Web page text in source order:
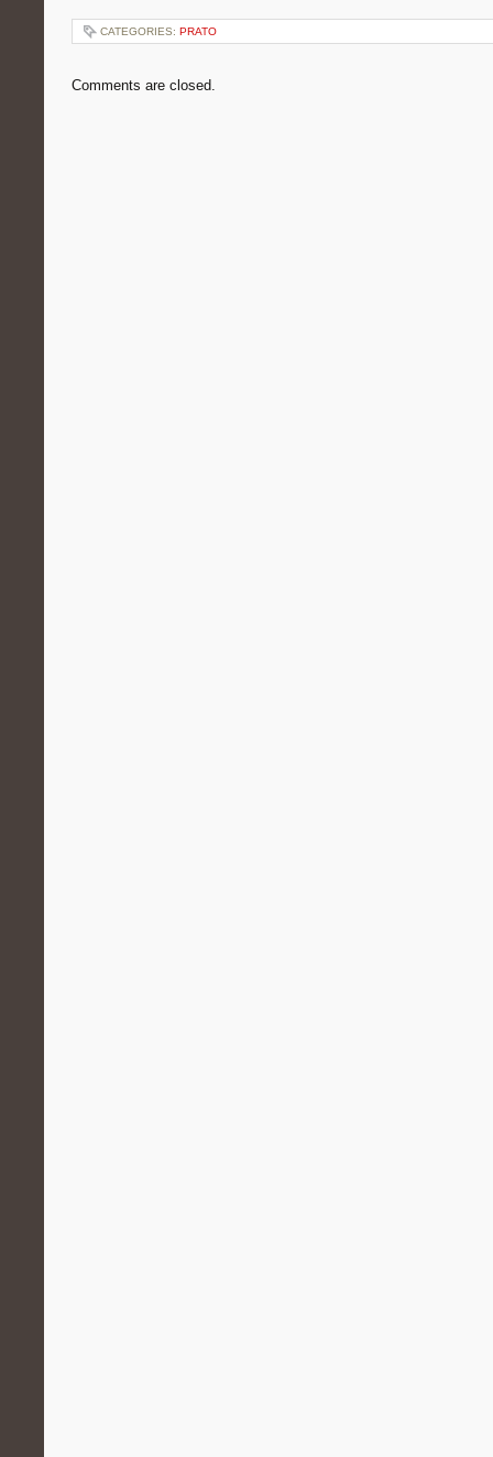
CATEGORIES: PRATO
Comments are closed.